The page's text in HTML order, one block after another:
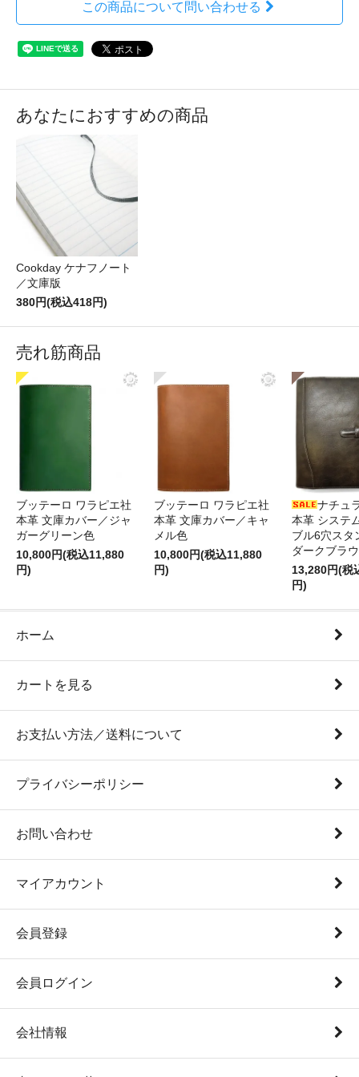
この商品について問い合わせる
あなたにおすすめの商品
Cookday ケナフノート
／文庫版
380円(税込418円)
売れ筋商品
ブッテーロ ワラピエ社
本革 文庫カバー／ジャ
ガーグリーン色
10,800円(税込11,880
円)
ブッテーロ ワラピエ社
本革 文庫カバー／キャ
メル色
10,800円(税込11,880
円)
ナチュ
本革 システ
ブル6穴スタ
ダークブラ
13,280円(税
円)
ホーム
カートを見る
お支払い方法／送料について
プライバシーポリシー
お問い合わせ
マイアカウント
会員登録
会員ログイン
会社情報